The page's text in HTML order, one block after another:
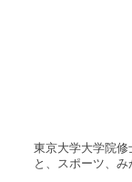
東京大学大学院修
と、スポーツ、み